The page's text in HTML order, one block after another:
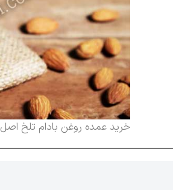
خرید عمده روغن بادام تلخ اصل